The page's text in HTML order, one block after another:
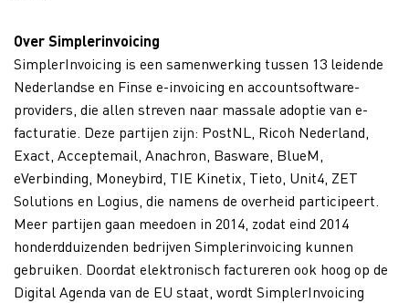
Over Simplerinvoicing
SimplerInvoicing is een samenwerking tussen 13 leidende
Nederlandse en Finse e-invoicing en accountsoftware-
providers, die allen streven naar massale adoptie van e-
facturatie. Deze partijen zijn: PostNL, Ricoh Nederland,
Exact, Acceptemail, Anachron, Basware, BlueM,
eVerbinding, Moneybird, TIE Kinetix, Tieto, Unit4, ZET
Solutions en Logius, die namens de overheid participeert.
Meer partijen gaan meedoen in 2014, zodat eind 2014
honderdduizenden bedrijven Simplerinvoicing kunnen
gebruiken. Doordat elektronisch factureren ook hoog op de
Digital Agenda van de EU staat, wordt SimplerInvoicing